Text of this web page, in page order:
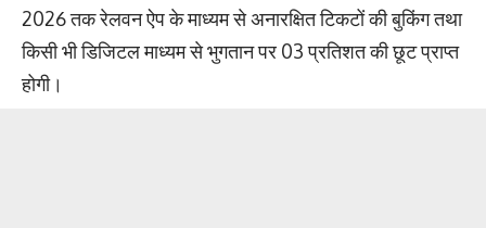
2026 तक रेलवन ऐप के माध्यम से अनारक्षित टिकटों की बुकिंग तथा
किसी भी डिजिटल माध्यम से भुगतान पर 03 प्रतिशत की छूट प्राप्त
होगी।